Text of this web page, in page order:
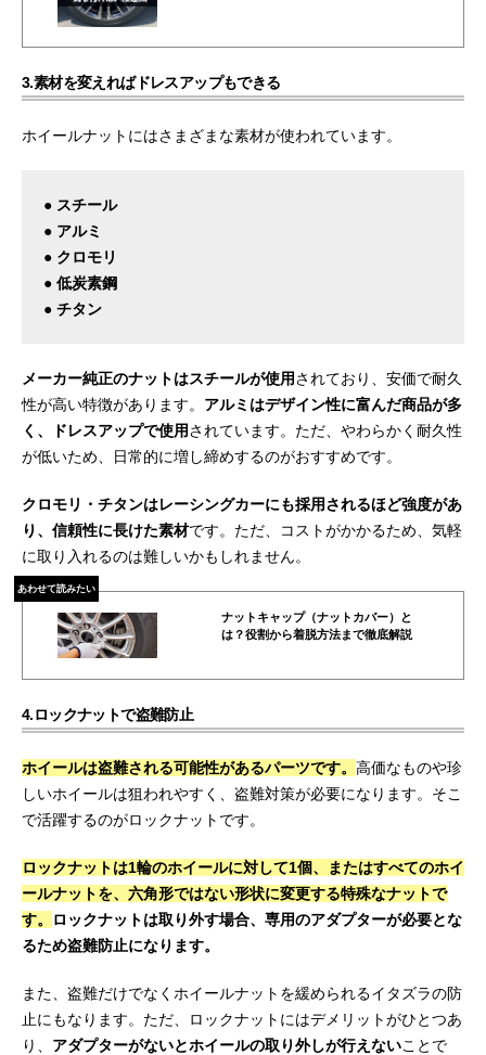
3.素材を変えればドレスアップもできる
ホイールナットにはさまざまな素材が使われています。
● スチール
● アルミ
● クロモリ
● 低炭素鋼
● チタン
メーカー純正のナットはスチールが使用されており、安価で耐久
性が高い特徴があります。 アルミはデザイン性に富んだ商品が多
く、ドレスアップで使用されています。ただ、やわらかく耐久性
が低いため、日常的に増し締めするのがおすすめです。
クロモリ・チタンはレーシングカーにも採用されるほど強度があ
り、信頼性に長けた素材です。ただ、コストがかかるため、気軽
に取り入れるのは難しいかもしれません。
あわせて読みたい
ナットキャップ（ナットカバー）と
は？役割から着脱方法まで徹底解説
4.ロックナットで盗難防止
ホイールは盗難される可能性があるパーツです。 高価なものや珍
しいホイールは狙われやすく、盗難対策が必要になります。そこ
で活躍するのがロックナットです。
ロックナットは1輪のホイールに対して1個、またはすべてのホイ
ールナットを、六角形ではない形状に変更する特殊なナットで
す。
ロックナットは取り外す場合、専用のアダプターが必要とな
るため盗難防止になります。
また、盗難だけでなくホイールナットを緩められるイタズラの防
止にもなります。ただ、ロックナットにはデメリットがひとつあ
り、 アダプターがないとホイールの取り外しが行えないことで